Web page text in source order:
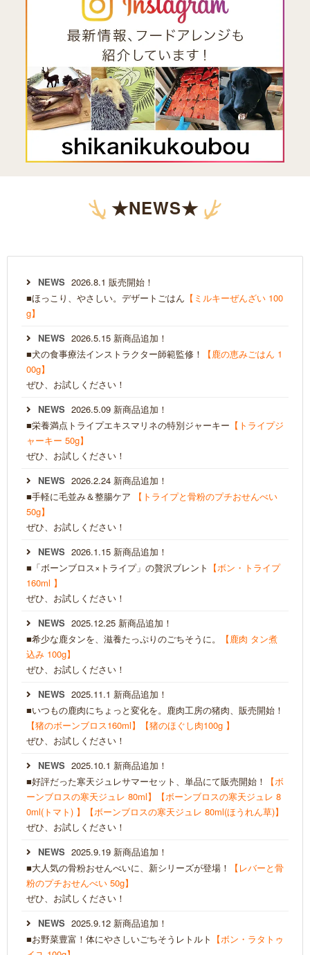
★NEWS★
NEWS 2026.8.1 販売開始！
■ほっこり、やさしい。デザートごはん 【ミルキーぜんざい 100
g】
NEWS 2026.5.15 新商品追加！
■犬の食事療法インストラクター師範監修！
【鹿の恵みごはん 1
00g】
ぜひ、お試しください！
NEWS 2026.5.09 新商品追加！
■栄養満点トライプエキスマリネの特別ジャーキー 【トライプジ
ャーキー 50g】
ぜひ、お試しください！
NEWS 2026.2.24 新商品追加！
■手軽に毛並み＆整腸ケア
【トライプと骨粉のプチおせんべい
50g】
ぜひ、お試しください！
NEWS 2026.1.15 新商品追加！
■「ボーンブロス×トライプ」の贅沢ブレント 【ボン・トライプ
160ml 】
ぜひ、お試しください！
NEWS 2025.12.25 新商品追加！
■希少な鹿タンを、滋養たっぷりのごちそうに。
【鹿肉 タン煮
込み 100g】
ぜひ、お試しください！
NEWS 2025.11.1 新商品追加！
■いつもの鹿肉にちょっと変化を。鹿肉工房の猪肉、販売開始！
【猪のボーンブロス160ml】
【猪のほぐし肉100g 】
ぜひ、お試しください！
NEWS 2025.10.1 新商品追加！
■好評だった寒天ジュレサマーセット、単品にて販売開始！
【ボ
ーンブロスの寒天ジュレ 80ml】
【ボーンブロスの寒天ジュレ 8
0ml(トマト) 】
【ボーンブロスの寒天ジュレ 80ml(ほうれん草)】
ぜひ、お試しください！
NEWS 2025.9.19 新商品追加！
■大人気の骨粉おせんべいに、新シリーズが登場！
【レバーと骨
粉のプチおせんべい 50g】
ぜひ、お試しください！
NEWS 2025.9.12 新商品追加！
■お野菜豊富！体にやさしいごちそうレトルト 【ボン・ラタトゥ